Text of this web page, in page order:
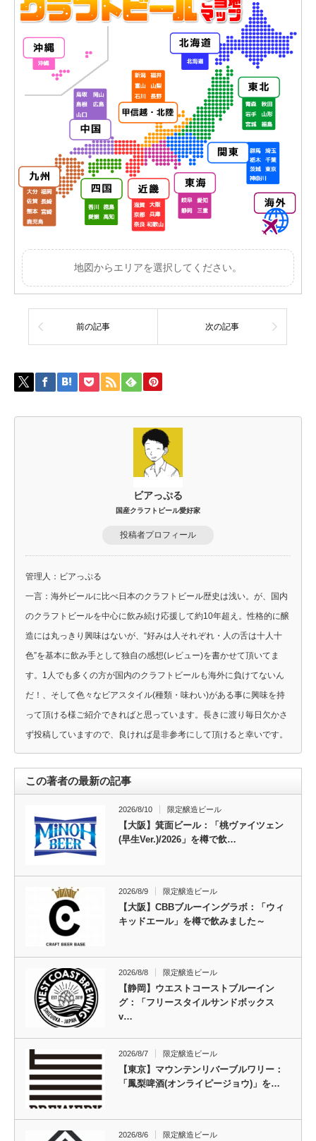
地図からエリアを選択してください。
前の記事 次の記事
ビアっぷる
国産クラフトビール愛好家
投稿者プロフィール
管理人：ビアっぷる
一言：海外ビールに比べ日本のクラフトビール歴史は浅い。が、国内
のクラフトビールを中心に飲み続け応援して約10年超え。性格的に醸
造には丸っきり興味はないが、“好みは人それぞれ・人の舌は十人十
色”を基本に飲み手として独自の感想(レビュー)を書かせて頂いてま
す。1人でも多くの方が国内のクラフトビールも海外に負けてないん
だ！、そして色々なビアスタイル(種類・味わい)がある事に興味を持
って頂ける様ご紹介できればと思っています。長きに渡り毎日欠かさ
ず投稿していますので、良ければ是非参考にして頂けると幸いです。
この著者の最新の記事
2026/8/10 限定醸造ビール
【大阪】箕面ビール：「桃ヴァイツェン
(早生Ver.)/2026」を樽で飲…
2026/8/9 限定醸造ビール
【大阪】CBBブルーイングラボ：「ウィ
キッドエール」を樽で飲みました～
2026/8/8 限定醸造ビール
【静岡】ウエストコーストブルーイン
グ：「フリースタイルサンドボックス
v…
2026/8/7 限定醸造ビール
【東京】マウンテンリバーブルワリー：
「鳳梨啤酒(オンライピージョウ)」を…
2026/8/6 限定醸造ビール